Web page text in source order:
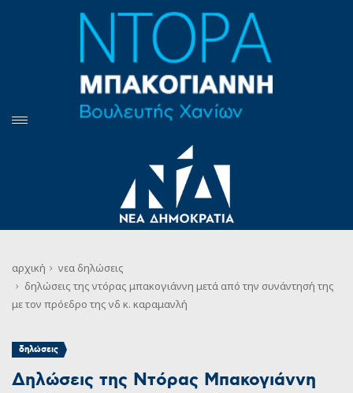
αρχική νεα δηλώσεις
δηλώσεις της ντόρας μπακογιάννη μετά από την συνάντησή της
με τον πρόεδρο της νδ κ. καραμανλή
δηλώσεις
Δηλώσεις της Ντόρας Μπακογιάννη